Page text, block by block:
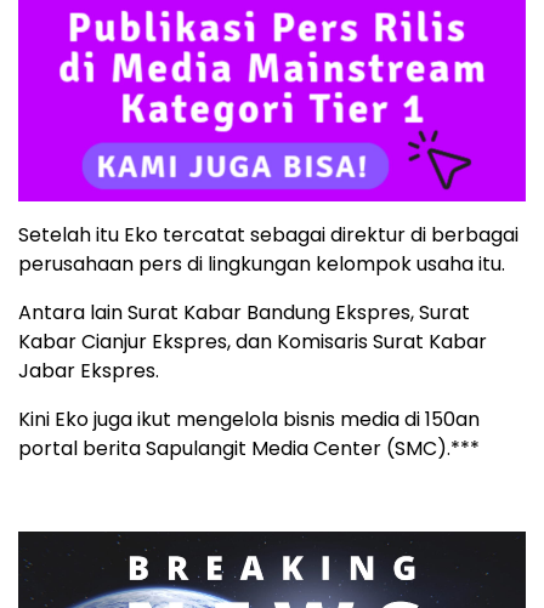
Setelah itu Eko tercatat sebagai direktur di berbagai
perusahaan pers di lingkungan kelompok usaha itu.
Antara lain Surat Kabar Bandung Ekspres, Surat
Kabar Cianjur Ekspres, dan Komisaris Surat Kabar
Jabar Ekspres.
Kini Eko juga ikut mengelola bisnis media di 150an
portal berita Sapulangit Media Center (SMC).***